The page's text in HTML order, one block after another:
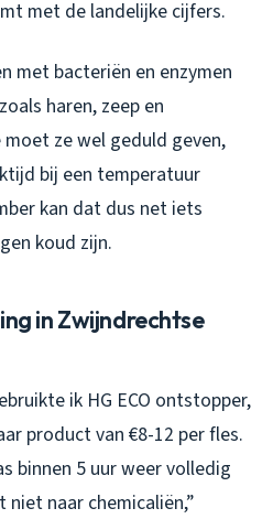
met de landelijke cijfers.
met bacteriën en enzymen
haren, zeep en
ze wel geduld geven,
bij een temperatuur
kan dat dus net iets
koud zijn.
in Zwijndrechtse
ik HG ECO ontstopper,
product van €8-12 per fles.
binnen 5 uur weer volledig
naar chemicaliën,”